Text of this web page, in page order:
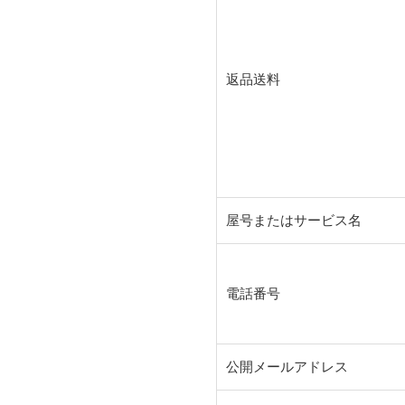
返品送料
屋号またはサービス名
電話番号
公開メールアドレス